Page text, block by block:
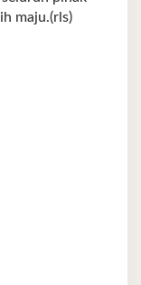
maju.(rls)